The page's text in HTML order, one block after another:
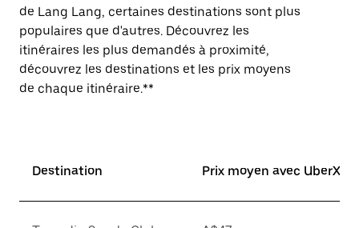
de Lang Lang, certaines destinations sont plus
populaires que d'autres. Découvrez les
itinéraires les plus demandés à proximité,
découvrez les destinations et les prix moyens
de chaque itinéraire.**
Destination Prix moyen avec UberX*